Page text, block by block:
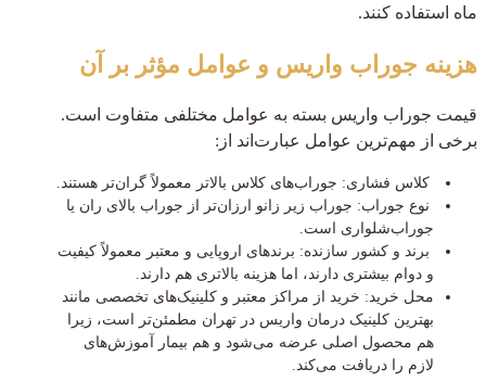
ماه استفاده کنند.
هزینه جوراب واریس و عوامل مؤثر بر آن
قیمت جوراب واریس بسته به عوامل مختلفی متفاوت است.
برخی از مهم‌ترین عوامل عبارت‌اند از:
کلاس فشاری: جوراب‌های کلاس بالاتر معمولاً گران‌تر هستند.
نوع جوراب: جوراب زیر زانو ارزان‌تر از جوراب بالای ران یا
جوراب‌شلواری است.
برند و کشور سازنده: برندهای اروپایی و معتبر معمولاً کیفیت
و دوام بیشتری دارند، اما هزینه بالاتری هم دارند.
محل خرید: خرید از مراکز معتبر و کلینیک‌های تخصصی مانند
بهترین کلینیک درمان واریس در تهران مطمئن‌تر است، زیرا
هم محصول اصلی عرضه می‌شود و هم بیمار آموزش‌های
لازم را دریافت می‌کند.